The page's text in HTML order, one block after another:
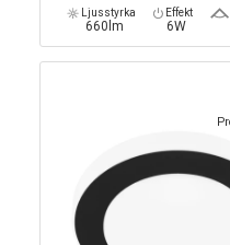
Ljusstyrka
660lm
Effekt
6W